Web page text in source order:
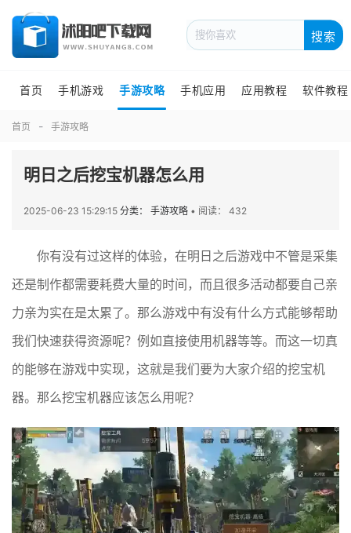
搜索
首页 手机游戏 手游攻略 手机应用 应用教程 软件教程
首页 手游攻略
明日之后挖宝机器怎么用
2025-06-23 15:29:15 分类： 手游攻略 • 阅读： 432
你有没有过这样的体验，在明日之后游戏中不管是采集
还是制作都需要耗费大量的时间，而且很多活动都要自己亲
力亲为实在是太累了。那么游戏中有没有什么方式能够帮助
我们快速获得资源呢？例如直接使用机器等等。而这一切真
的能够在游戏中实现，这就是我们要为大家介绍的挖宝机
器。那么挖宝机器应该怎么用呢？